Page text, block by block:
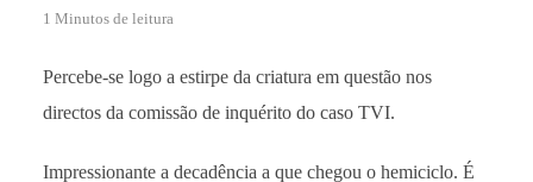
1 Minutos de leitura
Percebe-se logo a estirpe da criatura em questão nos
directos da comissão de inquérito do caso TVI.
Impressionante a decadência a que chegou o hemiciclo. É